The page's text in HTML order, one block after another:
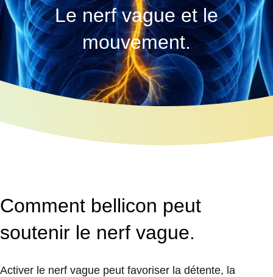
Le nerf vague et le
mouvement.
Comment bellicon peut
soutenir le nerf vague.
Activer le nerf vague peut favoriser la détente, la